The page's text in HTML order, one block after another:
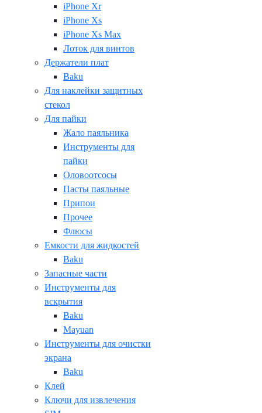
iPhone Xr
iPhone Xs
iPhone Xs Max
Лоток для винтов
Держатели плат
Baku
Для наклейки защитных
стекол
Для пайки
Жало паяльника
Инструменты для
пайки
Оловоотсосы
Пасты паяльные
Припои
Прочее
Флюсы
Емкости для жидкостей
Baku
Запасные части
Инструменты для
вскрытия
Baku
Mayuan
Инструменты для очистки
экрана
Baku
Клей
Ключи для извлечения